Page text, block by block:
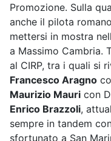
Promozione. Sulla
anche il pilota romano
mettersi in mostra
a Massimo Cambria.
al CIRP, tra i quali si
Francesco Aragno
Maurizio Mauri con
Enrico Brazzoli,
sempre in tandem
sfortunato a San